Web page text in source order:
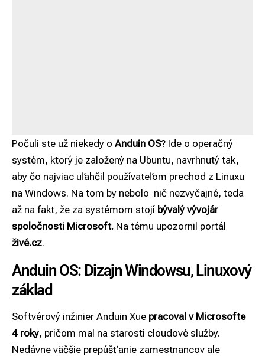
Počuli ste už niekedy o Anduin OS? Ide o operačný
systém, ktorý je založený na Ubuntu, navrhnutý tak,
aby čo najviac uľahčil používateľom prechod z Linuxu
na Windows. Na tom by nebolo nič nezvyčajné, teda
až na fakt, že za systémom stojí bývalý vývojár
spoločnosti Microsoft. Na tému upozornil portál
živé.cz.
Anduin OS: Dizajn Windowsu, Linuxový
základ
Softvérový inžinier Anduin Xue pracoval v Microsofte
4 roky, pričom mal na starosti cloudové služby.
Nedávne väčšie prepúšťanie zamestnancov ale